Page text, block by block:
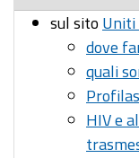
sul sito Uniti
dove
quali
HIV e